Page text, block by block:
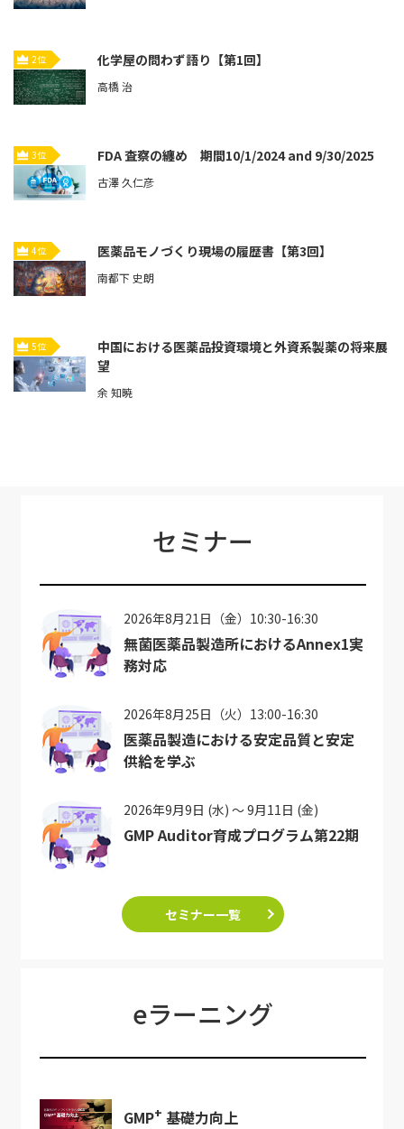
2位 化学屋の問わず語り【第1回】
高橋 治
3位 FDA 査察の纏め 期間10/1/2024 and 9/30/2025
古澤 久仁彦
4位 医薬品モノづくり現場の履歴書【第3回】
南都下 史朗
5位
中国における医薬品投資環境と外資系製薬の将来展
望
余 知暁
セミナー
2026年8月21日（金）10:30-16:30
無菌医薬品製造所におけるAnnex1実
務対応
2026年8月25日（火）13:00-16:30
医薬品製造における安定品質と安定
供給を学ぶ
2026年9月9日 (水) ～ 9月11日 (金)
GMP Auditor育成プログラム第22期
セミナー一覧
eラーニング
GMP+ 基礎力向上